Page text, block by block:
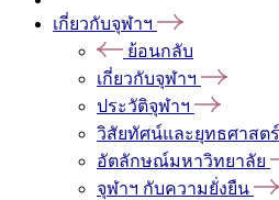
เกี่ยวกับจุฬาฯ
ย้อนกลับ
เกี่ยวกับจุฬาฯ
ประวัติจุฬาฯ
วิสัยทัศน์และยุทธศาสตร์
อัตลักษณ์มหาวิทยาลัย
จุฬาฯ กับความยั่งยืน